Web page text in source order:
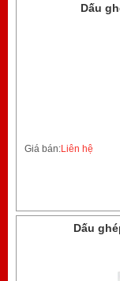
Dấu
Giá bán:Liên hệ
Dấu